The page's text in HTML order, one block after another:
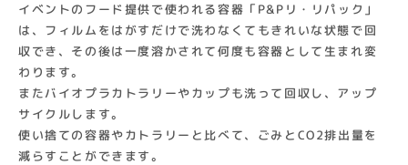
イベントのフード提供で使われる容器「P&Pリ・リパック」
は、フィルムをはがすだけで洗わなくてもきれいな状態で回
収でき、その後は一度溶かされて何度も容器として生まれ変
わります。
またバイオプラカトラリーやカップも洗って回収し、アップ
サイクルします。
使い捨ての容器やカトラリーと比べて、ごみとCO2排出量を
減らすことができます。